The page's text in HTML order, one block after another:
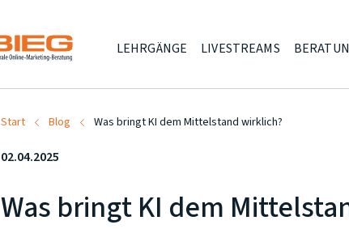
LEHRGÄNGE LIVESTREAMS
Start Blog Was bringt KI dem Mittelstand wirklich?
02.04.2025
Was bringt KI dem